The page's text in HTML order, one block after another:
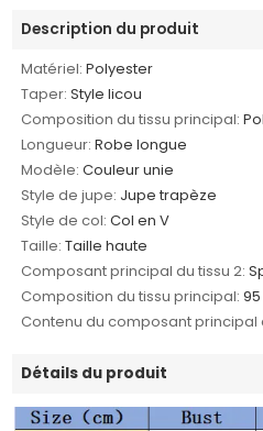
Description du produit
Matériel: Polyester
Taper: Style licou
Composition du tissu principal:
Longueur: Robe longue
Modèle: Couleur unie
Style de jupe: Jupe trapèze
Style de col: Col en V
Taille: Taille haute
Composant principal du tissu 2:
Composition du tissu principal:
Contenu du composant principal
Détails du produit